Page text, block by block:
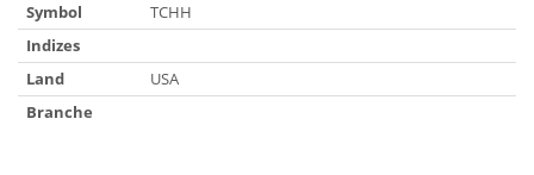
Symbol
TCHH
Indizes
Land
USA
Branche